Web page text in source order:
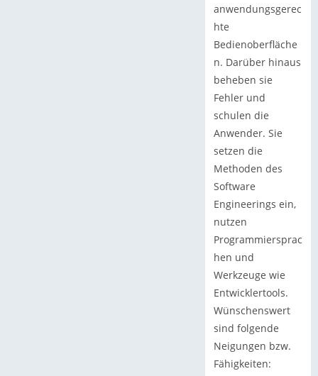
anwendungsgerec
hte
Bedienoberfläche
n. Darüber hinaus
beheben sie
Fehler und
schulen die
Anwender. Sie
setzen die
Methoden des
Software
Engineerings ein,
nutzen
Programmiersprac
hen und
Werkzeuge wie
Entwicklertools.
Wünschenswert
sind folgende
Neigungen bzw.
Fähigkeiten: